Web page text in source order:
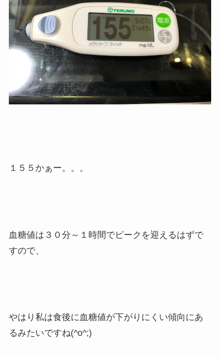
１５５かぁー。。。
血糖値は３０分～１時間でピークを迎えるはずで
すので、
やはり私は食後に血糖値が下がりにくい傾向にあ
るみたいですね(^o^;)